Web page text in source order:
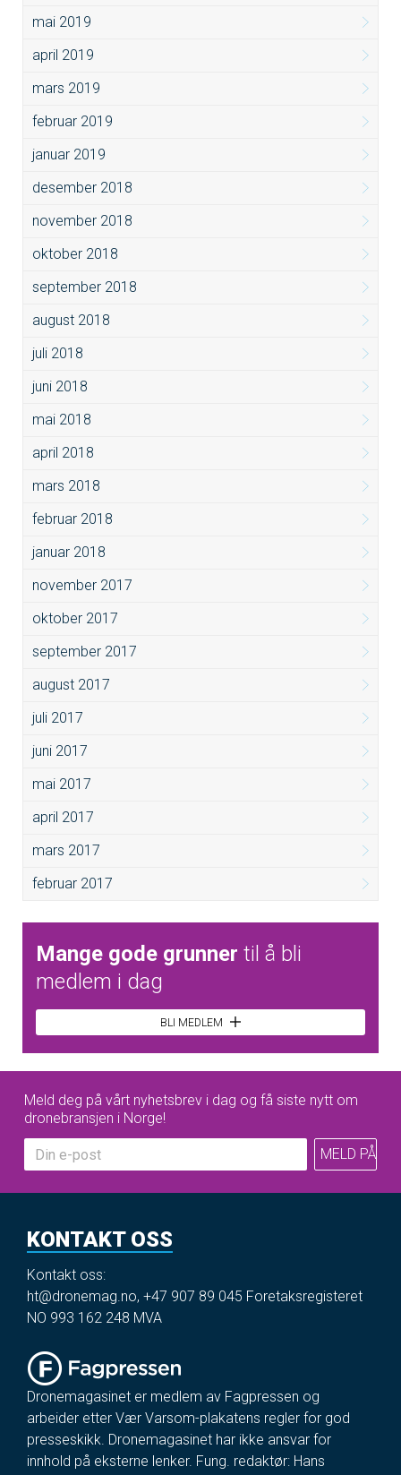
mai 2019
april 2019
mars 2019
februar 2019
januar 2019
desember 2018
november 2018
oktober 2018
september 2018
august 2018
juli 2018
juni 2018
mai 2018
april 2018
mars 2018
februar 2018
januar 2018
november 2017
oktober 2017
september 2017
august 2017
juli 2017
juni 2017
mai 2017
april 2017
mars 2017
februar 2017
Mange gode grunner til å bli
medlem i dag
BLI MEDLEM
Meld deg på vårt nyhetsbrev i dag og få siste nytt om
dronebransjen i Norge!
KONTAKT OSS
Kontakt oss:
ht@dronemag.no, +47 907 89 045 Foretaksregisteret
NO 993 162 248 MVA
Dronemagasinet er medlem av Fagpressen og
arbeider etter Vær Varsom-plakatens regler for god
presseskikk. Dronemagasinet har ikke ansvar for
innhold på eksterne lenker. Fung. redaktør: Hans